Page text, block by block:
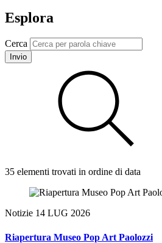
Esplora
Cerca
Invio
35 elementi trovati in ordine di data
Notizie 14 LUG 2026
Riapertura Museo Pop Art Paolozzi